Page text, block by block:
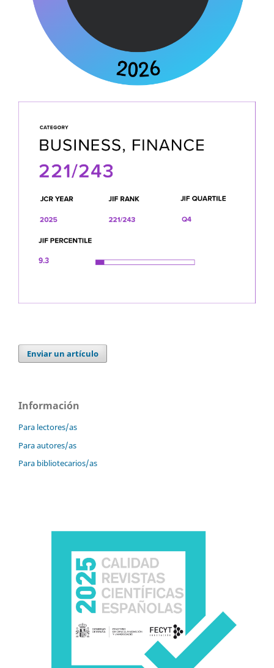
Enviar un artículo
Información
Para lectores/as
Para autores/as
Para bibliotecarios/as